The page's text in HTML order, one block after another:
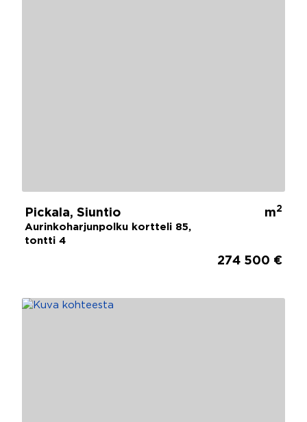
Pickala, Siuntio
Aurinkoharjunpolku kortteli 85,
tontti 4
m2
274 500 €